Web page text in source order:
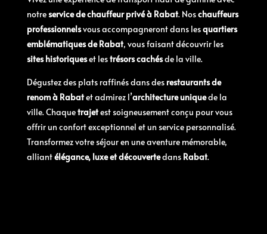
notre service de chauffeur privé à Rabat. Noschauffeurs
professionnelsvous accompagneront dans lesquartiers
emblématiques de Rabat, vous faisant découvrir les
sites historiqueset lestrésors cachésde la ville.
Dégustez des plats raffinés dans des restaurants de
renom à Rabatet admirez l’architecture uniquede la
ville. Chaquetrajetest soigneusement conçu pour vous
offrir un confort exceptionnel et un service personnalisé.
Transformez votre séjour en une aventure mémorable,
alliantélégance, luxe et découvertedans Rabat.